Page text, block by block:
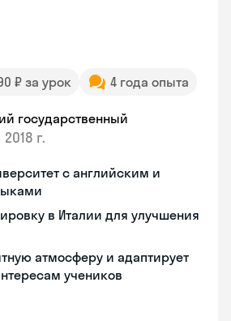
₽ за урок 4 года опыта
государственный
2018 г.
с английским и
в Италии для улучшения
атмосферу и адаптирует
учеников